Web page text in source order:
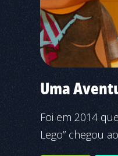
Uma
Foi em 2014
Lego” chegou